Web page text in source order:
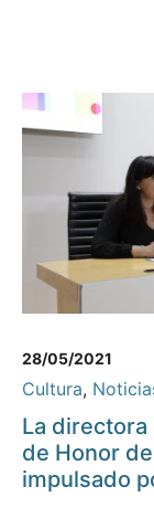
28/05/2021
Cultura,
La
de Honor
impulsado